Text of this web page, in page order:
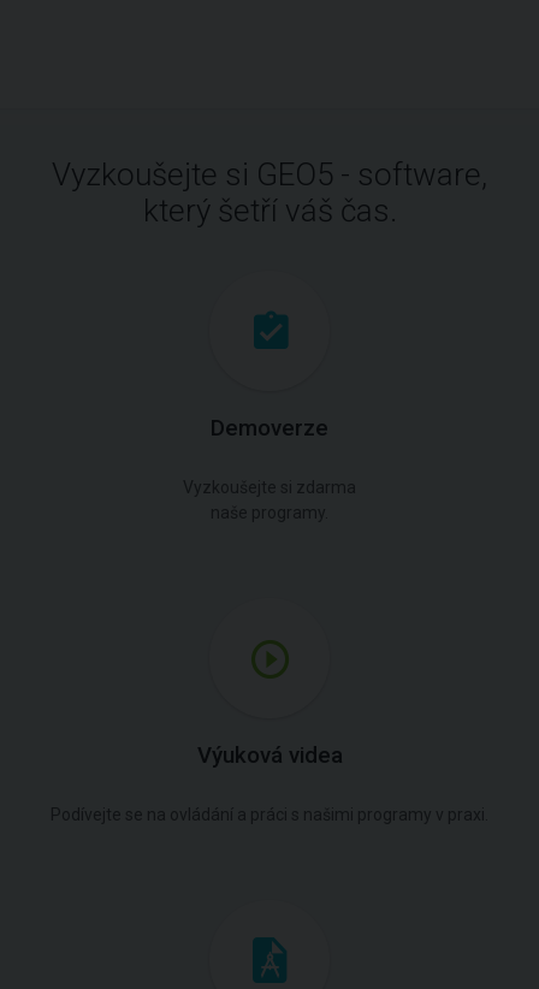
Vyzkoušejte si GEO5 - software,
který šetří váš čas.
Demoverze
Vyzkoušejte si zdarma
naše programy.
Výuková videa
Podívejte se na ovládání a práci s našimi programy v praxi.